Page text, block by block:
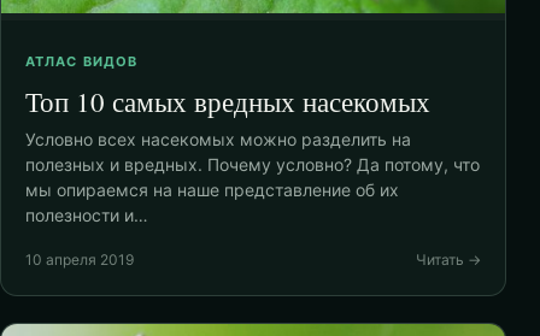
АТЛАС ВИДОВ
Топ 10 самых вредных насекомых
Условно всех насекомых можно разделить на
полезных и вредных. Почему условно? Да потому, что
мы опираемся на наше представление об их
полезности и…
10 апреля 2019 Читать →